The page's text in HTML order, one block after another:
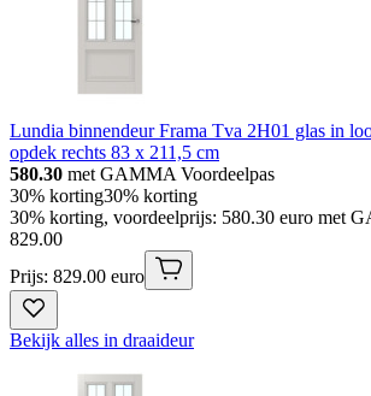
Lundia binnendeur Frama Tva 2H01 glas in
opdek rechts 83 x 211,5 cm
580.30 met GAMMA Voordeelpas
30% korting30% korting
30% korting, voordeelprijs: 580.30 euro met
829.00
Prijs: 829.00 euro
Bekijk alles in draaideur